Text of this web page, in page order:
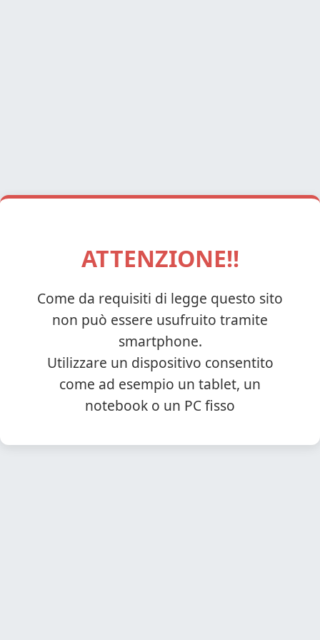
ATTENZIONE!!
Come da requisiti di legge questo sito
non può essere usufruito tramite
smartphone.
Utilizzare un dispositivo consentito
come ad esempio un tablet, un
notebook o un PC fisso